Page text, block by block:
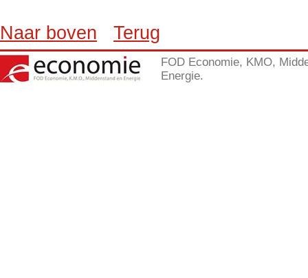
Naar boven Terug
FOD Economie, KMO,
Energie.